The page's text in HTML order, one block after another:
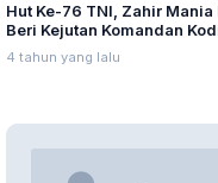
Hut Ke-76 TNI, Zahir Mania
Beri Kejutan Komandan
0718
4 tahun yang lalu